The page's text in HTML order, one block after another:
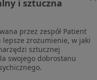
Blog
i sztuczna
przez zespół Patient
lepsze zrozumienie, w jaki
sztucznej
swojego dobrostanu